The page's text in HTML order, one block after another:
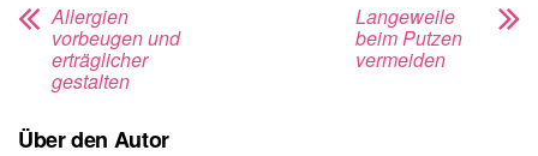
Allergien
vorbeugen und
erträglicher
gestalten
Langeweile
beim Putzen
vermeiden
Über den Autor